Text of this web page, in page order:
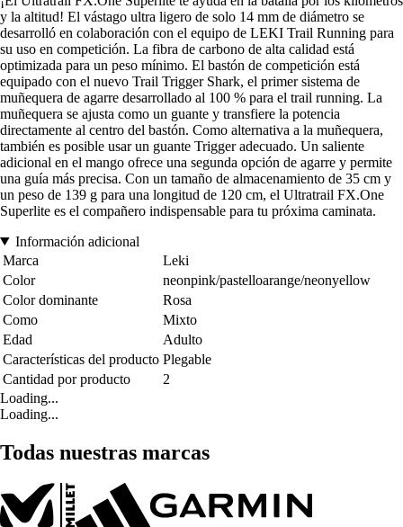
y la altitud! El vástago ultra ligero de solo 14 mm de diámetro se
desarrolló en colaboración con el equipo de LEKI Trail Running para
su uso en competición. La fibra de carbono de alta calidad está
optimizada para un peso mínimo. El bastón de competición está
equipado con el nuevo Trail Trigger Shark, el primer sistema de
muñequera de agarre desarrollado al 100 % para el trail running. La
muñequera se ajusta como un guante y transfiere la potencia
directamente al centro del bastón. Como alternativa a la muñequera,
también es posible usar un guante Trigger adecuado. Un saliente
adicional en el mango ofrece una segunda opción de agarre y permite
una guía más precisa. Con un tamaño de almacenamiento de 35 cm y
un peso de 139 g para una longitud de 120 cm, el Ultratrail FX.One
Superlite es el compañero indispensable para tu próxima caminata.
Información adicional
Marca
Leki
Color
neonpink/pastelloarange/neonyellow
Color dominante
Rosa
Como
Mixto
Edad
Adulto
Características del producto Plegable
Cantidad por producto
2
Loading...
Loading...
Todas nuestras marcas